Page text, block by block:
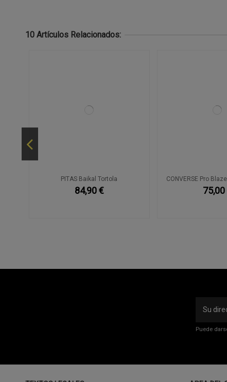
10 Artículos Relacionados:
PITAS Baikal Tortola
84,90 €
CONVERSE Pro
75,00
Puede